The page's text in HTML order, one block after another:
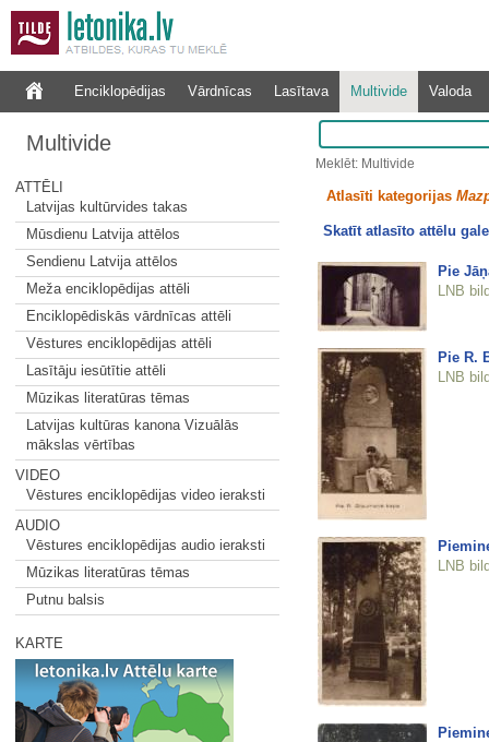
Enciklopēdijas Vārdnīcas Lasītava Multivide Valoda
Multivide
ATTĒLI
Latvijas kultūrvides takas
Mūsdienu Latvija attēlos
Sendienu Latvija attēlos
Meža enciklopēdijas attēli
Enciklopēdiskās vārdnīcas attēli
Vēstures enciklopēdijas attēli
Lasītāju iesūtītie attēli
Mūzikas literatūras tēmas
Latvijas kultūras kanona Vizuālās
mākslas vērtības
VIDEO
Vēstures enciklopēdijas video ieraksti
AUDIO
Vēstures enciklopēdijas audio ieraksti
Mūzikas literatūras tēmas
Putnu balsis
KARTE
Meklēt: Multivide
Atlasīti kategorijas
Skatīt atlasīto attēlu
Pie
LNB
Pie R.
LNB
LNB